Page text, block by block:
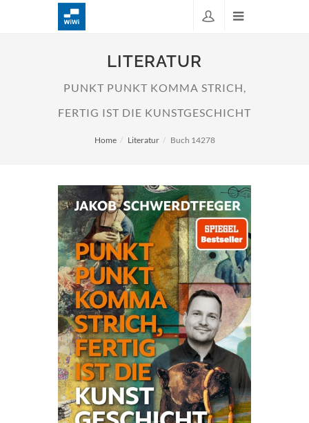
LITERATUR
PUNKT PUNKT KOMMA STRICH,
FERTIG IST DIE KUNSTGESCHICHT
Home Literatur Buch 14278